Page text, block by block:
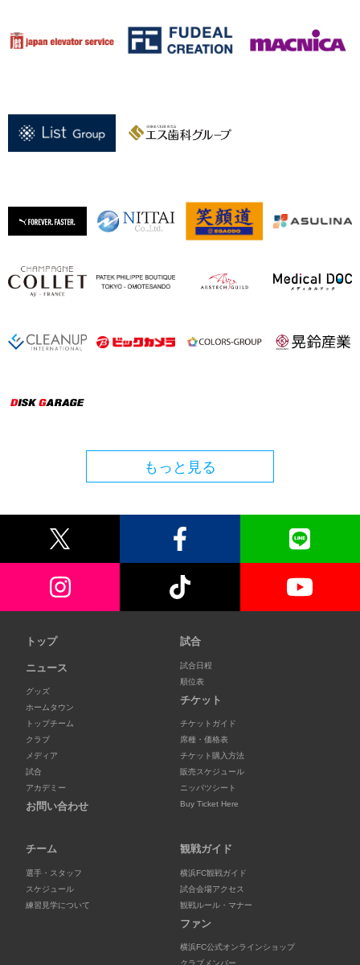
もっと見る
トップ
ニュース
グッズ
ホームタウン
トップチーム
クラブ
メディア
試合
アカデミー
お問い合わせ
試合
試合日程
順位表
チケット
チケットガイド
席種・価格表
チケット購入方法
販売スケジュール
ニッパツシート
Buy Ticket Here
チーム
選手・スタッフ
スケジュール
練習見学について
観戦ガイド
横浜FC観戦ガイド
試合会場アクセス
観戦ルール・マナー
ファン
横浜FC公式オンラインショップ